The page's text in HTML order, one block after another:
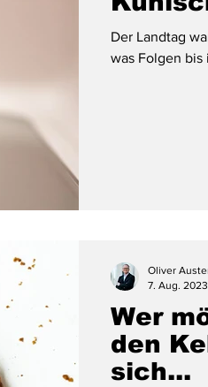
Der Landtag
was Folgen
Wer
den
sich...
Oliver
7. Aug. 2023